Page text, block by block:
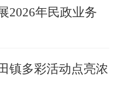
2026年民政业务
镇多彩活动点亮浓